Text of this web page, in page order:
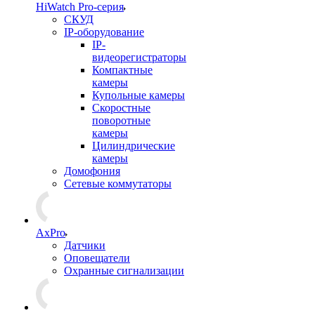
HiWatch Pro-серия
CКУД
IP-оборудование
IP-
видеорегистраторы
Компактные
камеры
Купольные камеры
Скоростные
поворотные
камеры
Цилиндрические
камеры
Домофония
Сетевые коммутаторы
AxPro
Датчики
Оповещатели
Охранные сигнализации